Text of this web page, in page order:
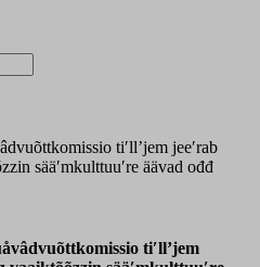
tiʹllʼjem jeeʹrab
sääʹmkulttuuʹre äävad ođđ
tiʹllʼjem